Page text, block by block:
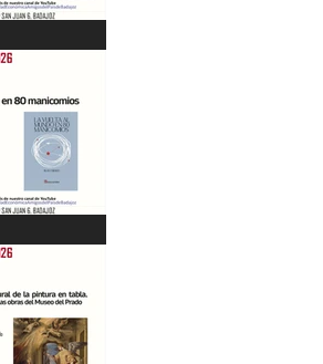
Hídrica en
XXI" Jesús
21/05/26
en 80
Curado.